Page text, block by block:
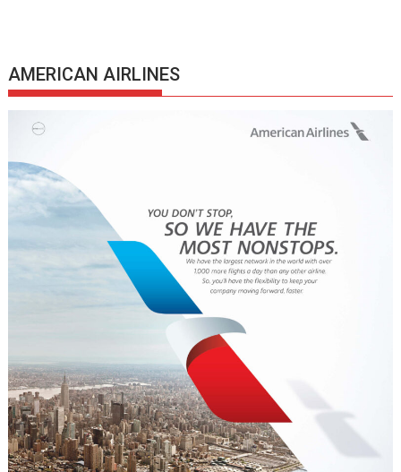
AMERICAN AIRLINES